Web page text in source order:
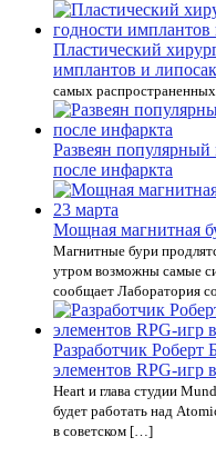
Пластический
имплантов и
самых
Развеян
после инфаркта
Мощная магнитная
Магнитные бури
утром возможны самые
сообщает Лаборатория
Разработчик Роберт
элементов RPG-игр
Heart и глава студии
будет работать над
в советском […]